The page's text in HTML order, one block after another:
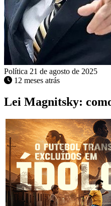
Política 21 de agosto de 2025
12 meses atrás
Lei Magnitsky: